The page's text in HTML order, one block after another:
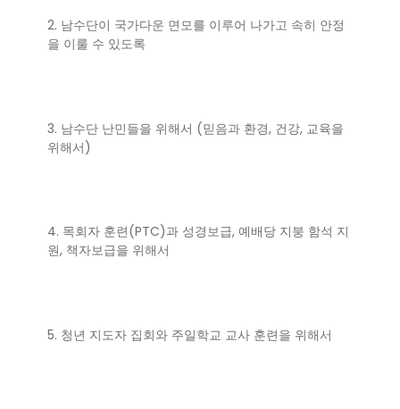
2. 남수단이 국가다운 면모를 이루어 나가고 속히 안정
을 이룰 수 있도록
3. 남수단 난민들을 위해서 (믿음과 환경, 건강, 교육을
위해서)
4. 목회자 훈련(PTC)과 성경보급, 예배당 지붕 함석 지
원, 책자보급을 위해서
5. 청년 지도자 집회와 주일학교 교사 훈련을 위해서